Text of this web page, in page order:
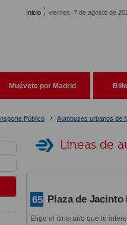
Inicio viernes, 7 de agosto de
Muévete por Madrid
Público Autobuses urbanos de
Líneas de
65 Plaza de Jacinto
Elige el itinerario que te